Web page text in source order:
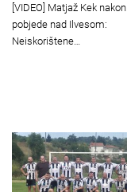
[VIDEO] Matjaž Kek nakon
pobjede nad Ilvesom:
Neiskorištene…